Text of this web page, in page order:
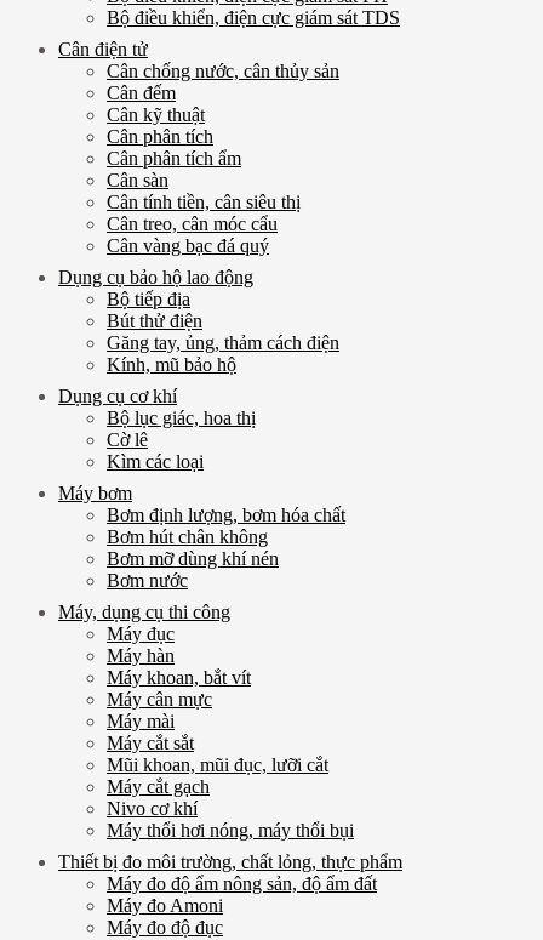
Bộ điều khiển, điện cực giám sát TDS
Cân điện tử
Cân chống nước, cân thủy sản
Cân đếm
Cân kỹ thuật
Cân phân tích
Cân phân tích ẩm
Cân sàn
Cân tính tiền, cân siêu thị
Cân treo, cân móc cẩu
Cân vàng bạc đá quý
Dụng cụ bảo hộ lao động
Bộ tiếp địa
Bút thử điện
Găng tay, ủng, thảm cách điện
Kính, mũ bảo hộ
Dụng cụ cơ khí
Bộ lục giác, hoa thị
Cờ lê
Kìm các loại
Máy bơm
Bơm định lượng, bơm hóa chất
Bơm hút chân không
Bơm mỡ dùng khí nén
Bơm nước
Máy, dụng cụ thi công
Máy đục
Máy hàn
Máy khoan, bắt vít
Máy cân mực
Máy mài
Máy cắt sắt
Mũi khoan, mũi đục, lưỡi cắt
Máy cắt gạch
Nivo cơ khí
Máy thổi hơi nóng, máy thổi bụi
Thiết bị đo môi trường, chất lỏng, thực phẩm
Máy đo độ ẩm nông sản, độ ẩm đất
Máy đo Amoni
Máy đo độ đục